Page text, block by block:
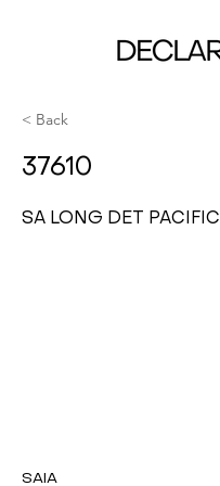
< Back
37610
SA LONG DET PACIFIC
SAIA